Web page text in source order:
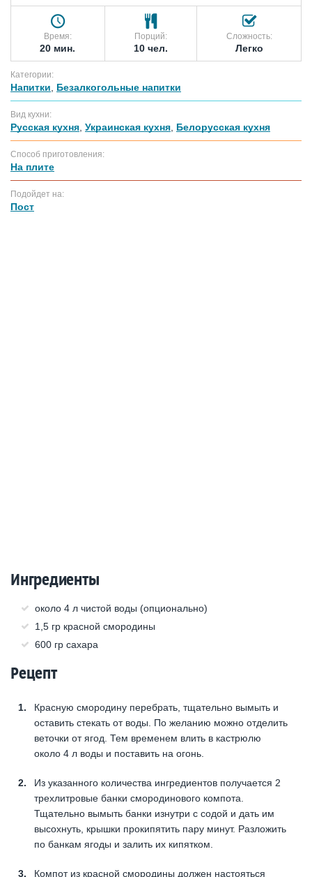
Время:
20 мин.
Порций:
10 чел.
Сложность:
Легко
Категории:
Напитки Безалкогольные напитки
Вид кухни:
Русская кухня Украинская кухня Белорусская кухня
Способ приготовления:
На плите
Подойдет на:
Пост
Ингредиенты
около 4 л чистой воды (опционально)
1,5 гр красной смородины
600 гр сахара
Рецепт
Красную смородину перебрать, тщательно вымыть и
оставить стекать от воды. По желанию можно отделить
веточки от ягод. Тем временем влить в кастрюлю
около 4 л воды и поставить на огонь.
Из указанного количества ингредиентов получается 2
трехлитровые банки смородинового компота.
Тщательно вымыть банки изнутри с содой и дать им
высохнуть, крышки прокипятить пару минут. Разложить
по банкам ягоды и залить их кипятком.
Компот из красной смородины должен настояться